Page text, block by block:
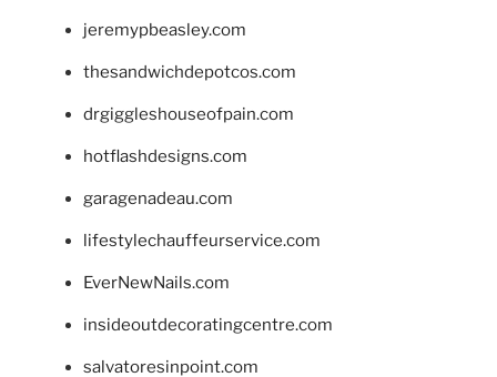
jeremypbeasley.com
thesandwichdepotcos.com
drgiggleshouseofpain.com
hotflashdesigns.com
garagenadeau.com
lifestylechauffeurservice.com
EverNewNails.com
insideoutdecoratingcentre.com
salvatoresinpoint.com